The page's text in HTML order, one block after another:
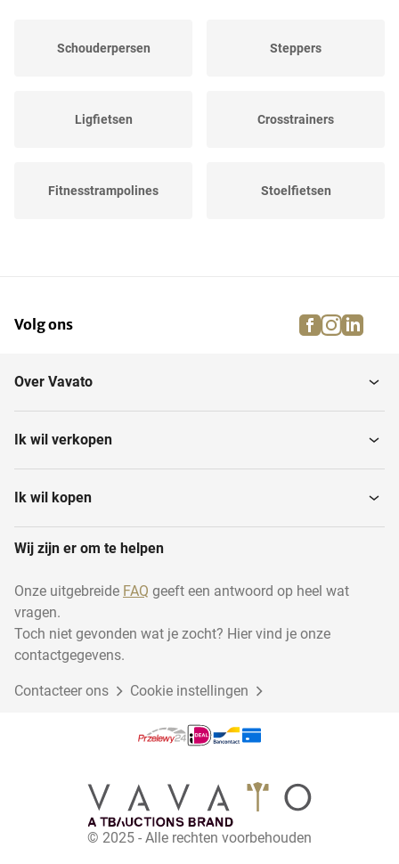
Schouderpersen Steppers
Ligfietsen Crosstrainers
Fitnesstrampolines Stoelfietsen
Beendrukbanken Trilplaten
Hometrainers
Overige cardiotoestellen
Volg ons facebook
Over Vavato
Ik wil verkopen
Ik wil kopen
Wij zijn er om te helpen
Onze uitgebreide FAQ geeft een antwoord op heel wat
vragen.
Toch niet gevonden wat je zocht? Hier vind je onze
contactgegevens.
Contacteer ons Cookie instellingen
© 2025 - Alle rechten voorbehouden